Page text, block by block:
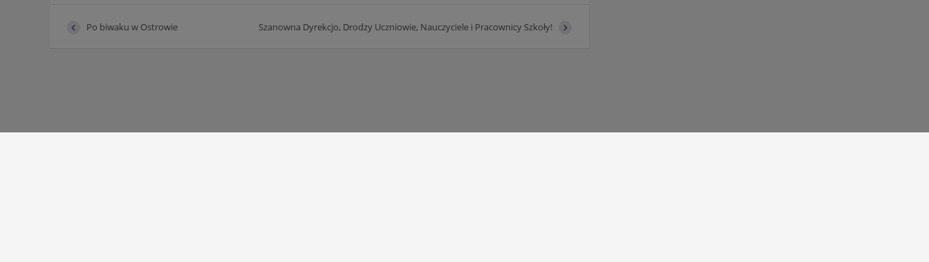
Po biwaku w Ostrowie Szanowna Dyrekcjo, Drodzy Uczniowie, Nauczyciele i Pracownicy Szkoły!